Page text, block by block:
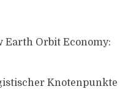
Earth Orbit Economy:
Knotenpunkte